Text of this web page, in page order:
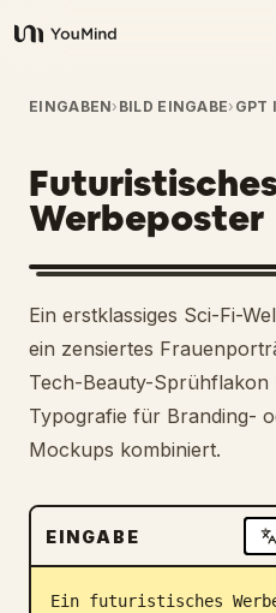
YouMind
Übersicht
Anwendungsfälle
Fähigkeiten
Prompts
Preise
Blog
EINGABEN› BILD EINGABE› GPT
Werbeposter
Ein erstklassiges Sci-Fi-
ein zensiertes
Tech-Beauty-Sprühflakon
Typografie für Branding-
Mockups kombiniert.
EINGABE
Ein futuristisches